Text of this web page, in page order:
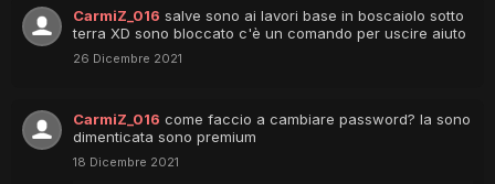
CarmiZ_016 salve sono ai lavori base in boscaiolo sotto
terra XD sono bloccato c'è un comando per uscire aiuto
26 Dicembre 2021
CarmiZ_016 come faccio a cambiare password? la sono
dimenticata sono premium
18 Dicembre 2021